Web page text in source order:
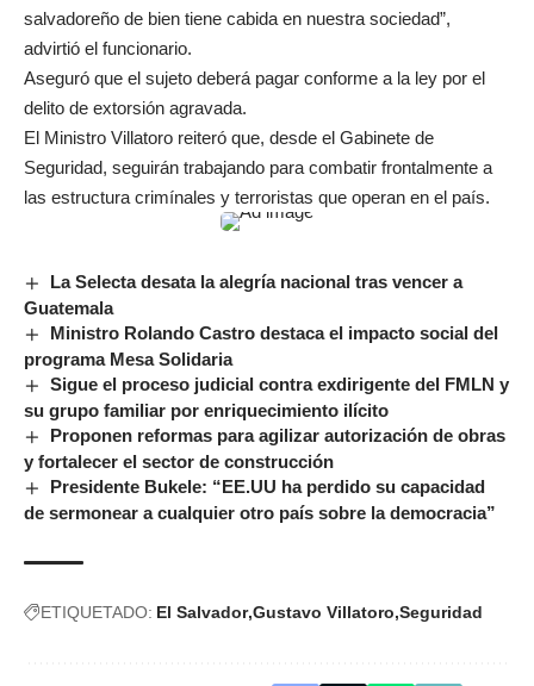
salvadoreño de bien tiene cabida en nuestra sociedad”,
advirtió el funcionario.
Aseguró que el sujeto deberá pagar conforme a la ley por el
delito de extorsión agravada.
El Ministro Villatoro reiteró que, desde el Gabinete de
Seguridad, seguirán trabajando para combatir frontalmente a
las estructura crimínales y terroristas que operan en el país.
La Selecta desata la alegría nacional tras vencer a
Guatemala
Ministro Rolando Castro destaca el impacto social del
programa Mesa Solidaria
Sigue el proceso judicial contra exdirigente del FMLN y
su grupo familiar por enriquecimiento ilícito
Proponen reformas para agilizar autorización de obras
y fortalecer el sector de construcción
Presidente Bukele: “EE.UU ha perdido su capacidad
de sermonear a cualquier otro país sobre la democracia”
ETIQUETADO: El Salvador Gustavo Villatoro Seguridad